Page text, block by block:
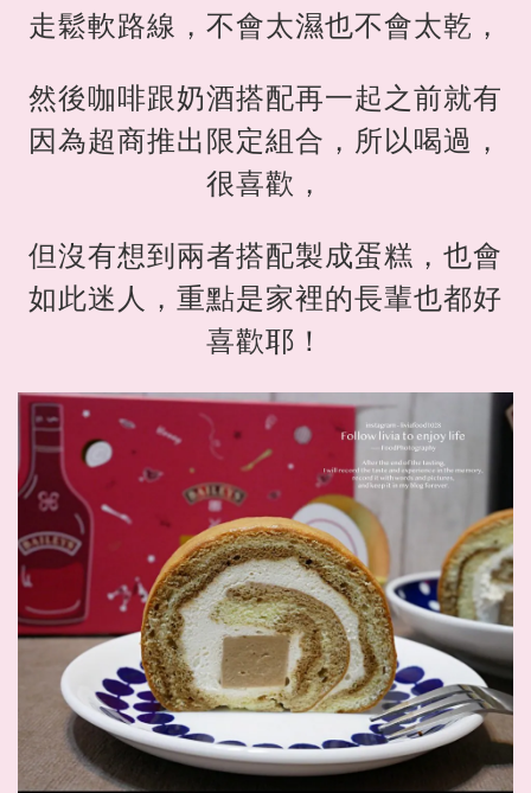
走鬆軟路線，不會太濕也不會太乾，
然後咖啡跟奶酒搭配再一起之前就有
因為超商推出限定組合，所以喝過，
很喜歡，
但沒有想到兩者搭配製成蛋糕，也會
如此迷人，重點是家裡的長輩也都好
喜歡耶！